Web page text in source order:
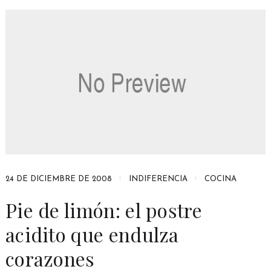
24 DE DICIEMBRE DE 2008 INDIFERENCIA COCINA
Pie de limón: el postre
acidito que endulza
corazones